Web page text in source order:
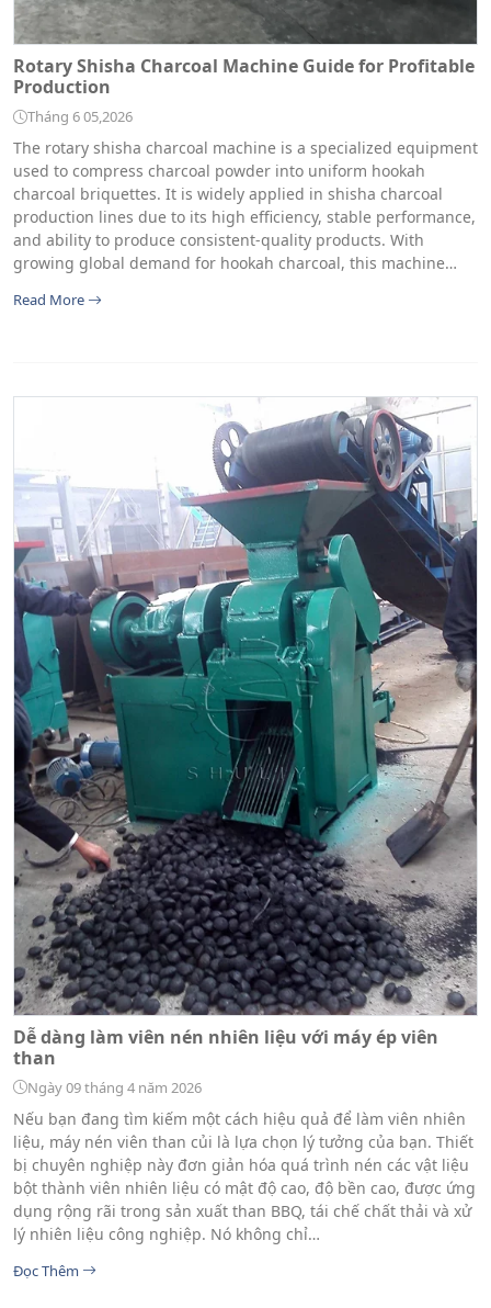
Rotary Shisha Charcoal Machine Guide for Profitable
Production
Tháng 6 05,2026
The rotary shisha charcoal machine is a specialized equipment
used to compress charcoal powder into uniform hookah
charcoal briquettes. It is widely applied in shisha charcoal
production lines due to its high efficiency, stable performance,
and ability to produce consistent-quality products. With
growing global demand for hookah charcoal, this machine…
Read More
Dễ dàng làm viên nén nhiên liệu với máy ép viên
than
Ngày 09 tháng 4 năm 2026
Nếu bạn đang tìm kiếm một cách hiệu quả để làm viên nhiên
liệu, máy nén viên than củi là lựa chọn lý tưởng của bạn. Thiết
bị chuyên nghiệp này đơn giản hóa quá trình nén các vật liệu
bột thành viên nhiên liệu có mật độ cao, độ bền cao, được ứng
dụng rộng rãi trong sản xuất than BBQ, tái chế chất thải và xử
lý nhiên liệu công nghiệp. Nó không chỉ…
Đọc Thêm